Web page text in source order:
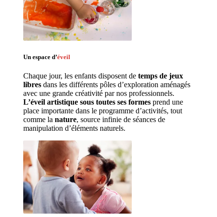
Un espace d’éveil
Chaque jour, les enfants disposent de temps de jeux
libres dans les différents pôles d’exploration aménagés
L’éveil artistique sous toutes ses formes prend une
place importante dans le programme d’activités, tout
comme la nature, source infinie de séances de
manipulation d’éléments naturels.